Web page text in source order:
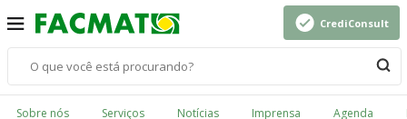
CrediConsult
Sobre nós Serviços Notícias Imprensa Agenda